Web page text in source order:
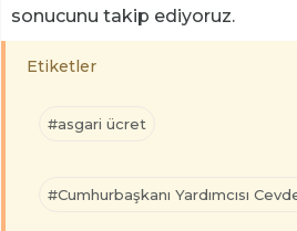
sonucunu takip ediyoruz.
Etiketler
#asgari ücret
#Cumhurbaşkanı Yardımcısı